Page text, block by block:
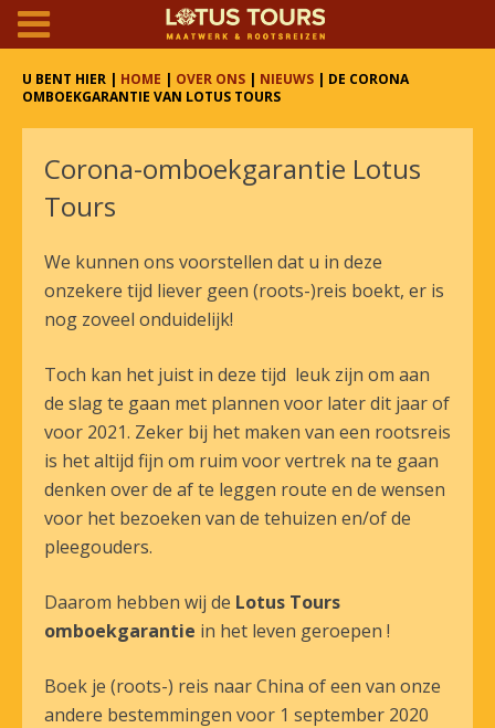
U BENT HIER | HOME | OVER ONS | NIEUWS | DE CORONA
OMBOEKGARANTIE VAN LOTUS TOURS
Corona-omboekgarantie Lotus
Tours
We kunnen ons voorstellen dat u in deze
onzekere tijd liever geen (roots-)reis boekt, er is
nog zoveel onduidelijk!
Toch kan het juist in deze tijd leuk zijn om aan
de slag te gaan met plannen voor later dit jaar of
voor 2021. Zeker bij het maken van een rootsreis
is het altijd fijn om ruim voor vertrek na te gaan
denken over de af te leggen route en de wensen
voor het bezoeken van de tehuizen en/of de
pleegouders.
Daarom hebben wij de Lotus Tours
omboekgarantie in het leven geroepen !
Boek je (roots-) reis naar China of een van onze
andere bestemmingen voor 1 september 2020